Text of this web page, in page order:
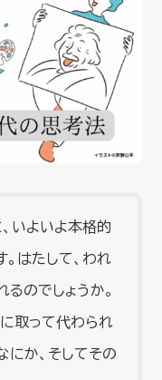
いよいよ本格的
はたして、われ
のでしょうか。
取って代わられ
か、そしてその